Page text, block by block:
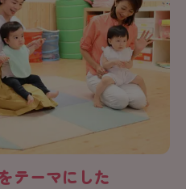
テーマにした